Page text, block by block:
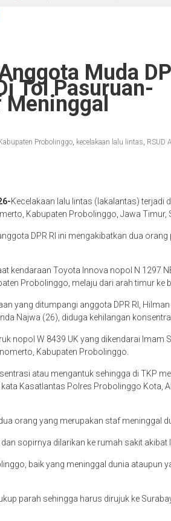
Muda
Tol Pasuruan-
Probolinggo, kecelakaan lalu lintas, RSUD
Kecelakaan lalu lintas (lakalantas) terjadi
Kabupaten Probolinggo, Jawa Timur,
DPR RI ini mengakibatkan dua orang
kendaraan Toyota Innova nopol N 1297
Probolinggo, melaju dari arah timur ke
yang ditumpangi anggota DPR RI,
Najwa (26), diduga kehilangan
nopol W 8439 UK yang dikendarai Imam
Kabupaten Probolinggo.
atau mengantuk sehingga di TKP
Kasatlantas Polres Probolinggo Kota,
orang yang merupakan staf meninggal
sopirnya dilarikan ke rumah sakit akibat
baik yang meninggal dunia ataupun
parah sehingga harus dirujuk ke